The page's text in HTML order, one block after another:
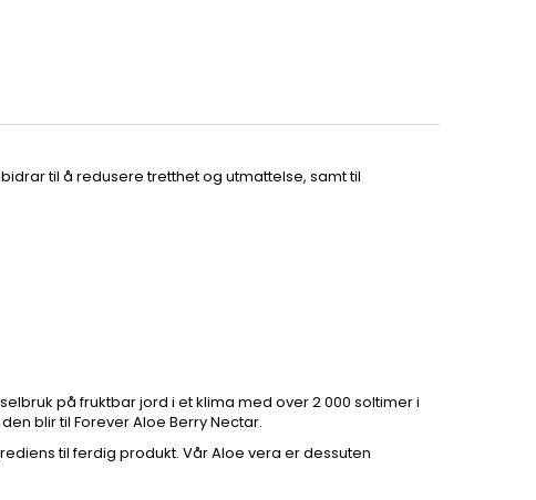
til å redusere tretthet og utmattelse, samt til
på fruktbar jord i et klima med over 2 000 soltimer i
blir til Forever Aloe Berry Nectar.
til ferdig produkt. Vår Aloe vera er dessuten